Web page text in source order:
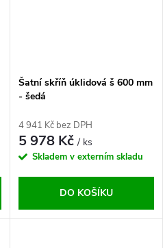
Šatní skříň úklidová š 600 mm
- šedá
4 941 Kč bez DPH
5 978 Kč/ ks
Skladem v externím skladu
DO KOŠÍKU